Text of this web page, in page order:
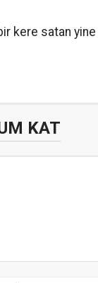
kere satan yine
KAT